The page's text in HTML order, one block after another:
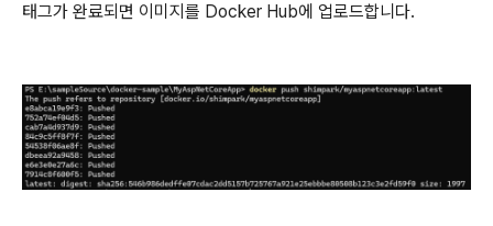
태그가 완료되면 이미지를 Docker Hub에 업로드합니다.